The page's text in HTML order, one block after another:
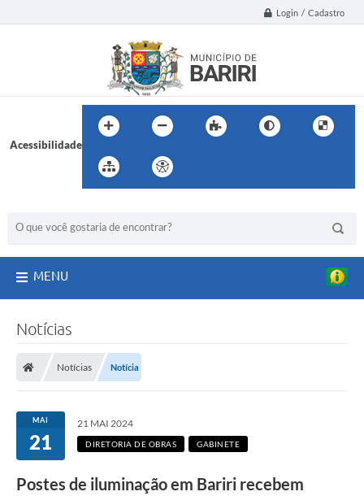
Login / Cadastro
Acessibilidade
MENU
Notícias
Notícias Notícia
MAI
21
21 MAI 2024
DIRETORIA DE OBRAS GABINETE
Postes de iluminação em Bariri recebem